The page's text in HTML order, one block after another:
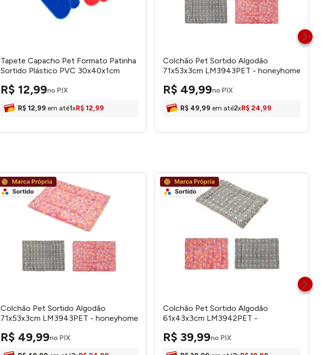
Tapete Capacho Pet Formato Patinha
Sortido Plástico PVC 30x40x1cm
R$ 12,99no PIX
R$ 12,99 em até1xR$ 12,99
Colchão Pet Sortido Algodão
71x53x3cm LM3943PET - honeyhome
R$ 49,99no PIX
R$ 49,99 em até2xR$ 24,99
Colchão Pet Sortido Algodão
71x53x3cm LM3943PET - honeyhome
R$ 49,99no PIX
Colchão Pet Sortido Algodão
61x43x3cm LM3942PET -
R$ 39,99no PIX